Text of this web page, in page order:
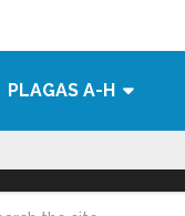
PLAGAS A-H